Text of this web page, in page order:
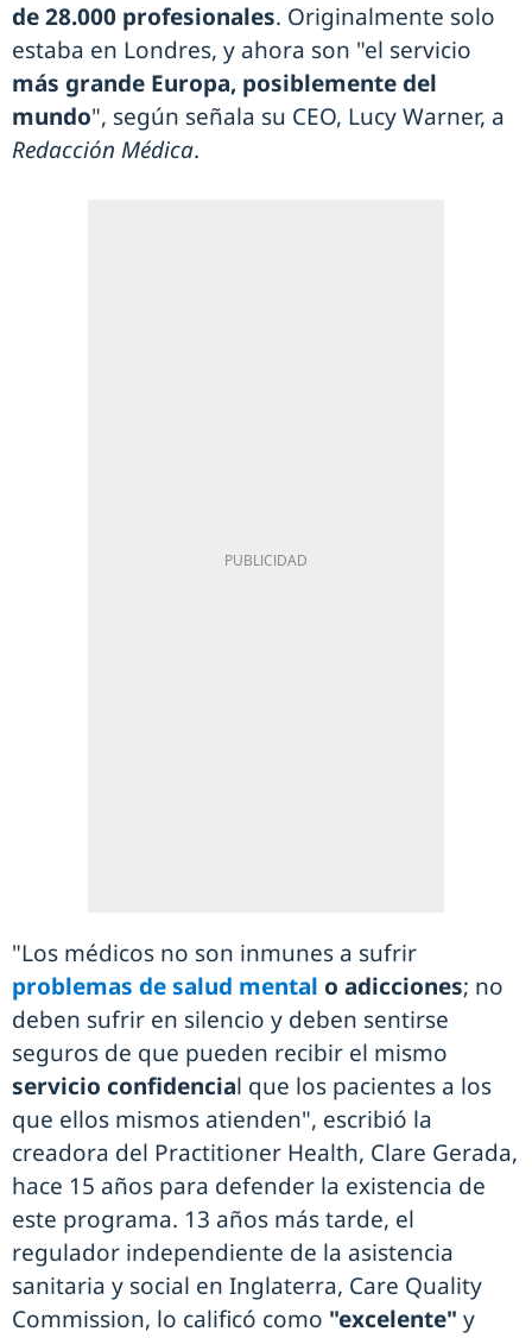
de 28.000 profesionales. Originalmente solo
estaba en Londres, y ahora son "el servicio
más grande Europa, posiblemente del
mundo", según señala su CEO, Lucy Warner, a
Redacción Médica.
"Los médicos no son inmunes a sufrir
problemas de salud mental o adicciones; no
deben sufrir en silencio y deben sentirse
seguros de que pueden recibir el mismo
servicio confidencial que los pacientes a los
que ellos mismos atienden", escribió la
creadora del Practitioner Health, Clare Gerada,
hace 15 años para defender la existencia de
este programa. 13 años más tarde, el
regulador independiente de la asistencia
sanitaria y social en Inglaterra, Care Quality
Commission, lo calificó como "excelente" y